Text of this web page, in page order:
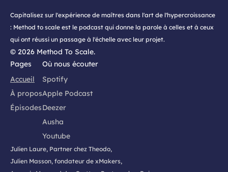
Capitalisez sur l'expérience de maîtres dans l'art de l'hypercroissance
: Method to scale est le podcast qui donne la parole à celles et à ceux
qui ont réussi un passage à l'échelle avec leur projet.
© 2026 Method To Scale.
Pages
Accueil
À propos
Épisodes
Où nous écouter
Spotify
Apple Podcast
Deezer
Ausha
Youtube
Julien Laure, Partner chez Theodo,
Julien Masson, fondateur de xMakers,